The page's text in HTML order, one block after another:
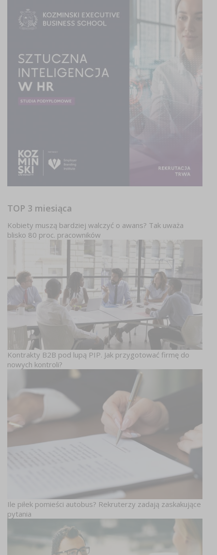
TOP 3 miesiąca
Kobiety muszą bardziej walczyć o awans? Tak uważa
blisko 80 proc. pracowników
Kontrakty B2B pod lupą PIP. Jak przygotować firmę do
nowych kontroli?
Ile piłek pomieści autobus? Rekruterzy zadają zaskakujące
pytania